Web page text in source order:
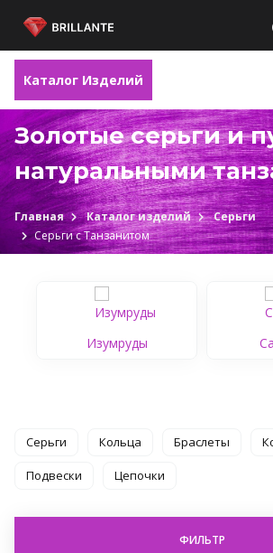
Каталог Изделий
Золотые серьги и
натуральными
Главная Каталог изделий
Серьги
Серьги с Танзанитом
Изумруды
Серьги Кольца Браслеты
Подвески Цепочки
ФИЛЬТР